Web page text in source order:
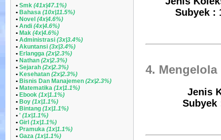
• Smk (41x|47.1%)
• Bahasa (10x|11.5%)
• Novel (4x|4.6%)
• Andi (4x|4.6%)
• Mak (4x|4.6%)
• Administrasi (3x|3.4%)
• Akuntansi (3x|3.4%)
• Erlangga (2x|2.3%)
• Nathan (2x|2.3%)
• Sejarah (2x|2.3%)
• Kesehatan (2x|2.3%)
• Bisnis Dan Manajemen (2x|2.3%)
• Matematika (1x|1.1%)
• Ebook (1x|1.1%)
• Boy (1x|1.1%)
• Bintang (1x|1.1%)
• ' (1x|1.1%)
• Girl (1x|1.1%)
• Pramuka (1x|1.1%)
• Gaza (1x|1.1%)
Subyek :
4.
Jenis
Subyek